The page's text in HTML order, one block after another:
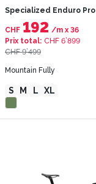
Specialized Enduro Pro
CHF 192 /m x 36
Prix total: CHF 6’899
CHF 9’499
Mountain Fully
S M L XL